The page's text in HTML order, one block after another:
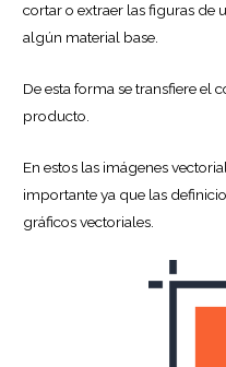
cortar o extraer las figuras de
algún material base.
De esta forma se transfiere el
producto.
En estos las imágenes
importante ya que las
gráficos vectoriales.